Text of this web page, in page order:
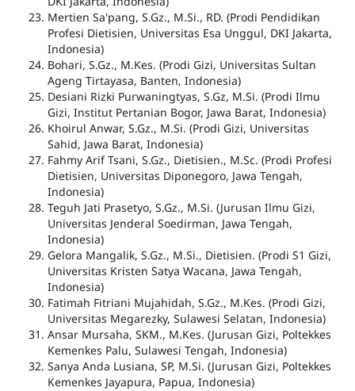
Mertien Sa'pang, S.Gz., M.Si., RD. (Prodi Pendidikan
Profesi Dietisien, Universitas Esa Unggul, DKI Jakarta,
Indonesia)
Bohari, S.Gz., M.Kes. (Prodi Gizi, Universitas Sultan
Ageng Tirtayasa, Banten, Indonesia)
Desiani Rizki Purwaningtyas, S.Gz, M.Si. (Prodi Ilmu
Gizi, Institut Pertanian Bogor, Jawa Barat, Indonesia)
Khoirul Anwar, S.Gz., M.Si. (Prodi Gizi, Universitas
Sahid, Jawa Barat, Indonesia)
Fahmy Arif Tsani, S.Gz., Dietisien., M.Sc. (Prodi Profesi
Dietisien, Universitas Diponegoro, Jawa Tengah,
Indonesia)
Teguh Jati Prasetyo, S.Gz., M.Si. (Jurusan Ilmu Gizi,
Universitas Jenderal Soedirman, Jawa Tengah,
Indonesia)
Gelora Mangalik, S.Gz., M.Si., Dietisien. (Prodi S1 Gizi,
Universitas Kristen Satya Wacana, Jawa Tengah,
Indonesia)
Fatimah Fitriani Mujahidah, S.Gz., M.Kes. (Prodi Gizi,
Universitas Megarezky, Sulawesi Selatan, Indonesia)
Ansar Mursaha, SKM., M.Kes. (Jurusan Gizi, Poltekkes
Kemenkes Palu, Sulawesi Tengah, Indonesia)
Sanya Anda Lusiana, SP, M.Si. (Jurusan Gizi, Poltekkes
Kemenkes Jayapura, Papua, Indonesia)